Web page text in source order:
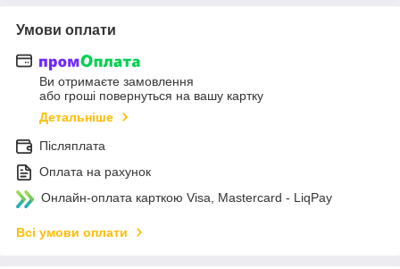
Умови оплати
Ви отримаєте замовлення
або гроші повернуться на вашу картку
Детальніше
Післяплата
Оплата на рахунок
Онлайн-оплата карткою Visa, Mastercard - LiqPay
Всі умови оплати